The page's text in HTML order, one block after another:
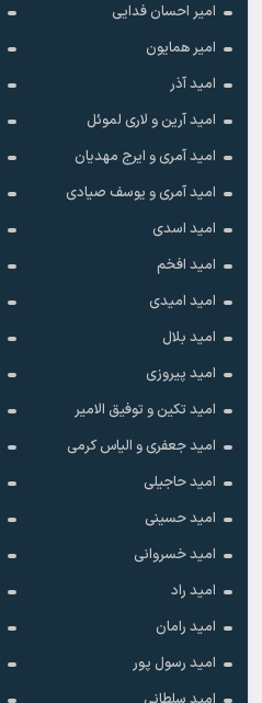
امیر احسان فدایی
امیر همایون
امید آذر
امید آرین و لاری لموئل
امید آمری و ایرج مهدیان
امید آمری و یوسف صیادی
امید اسدی
امید افخم
امید امیدی
امید بلال
امید پیروزی
امید تکین و توفیق الامیر
امید جعفری و الیاس کرمی
امید حاجیلی
امید حسینی
امید خسروانی
امید راد
امید رامان
امید رسول پور